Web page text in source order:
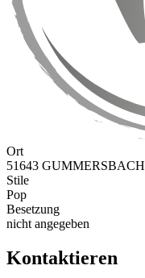
Ort
51643 GUMMERSBACH
Stile
Pop
Besetzung
nicht angegeben
Kontaktieren